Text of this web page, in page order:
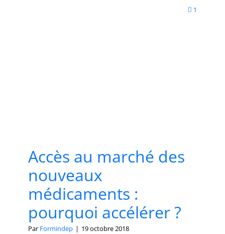
1
Accès au marché des
nouveaux
médicaments :
pourquoi accélérer ?
Par Formindep | 19 octobre 2018